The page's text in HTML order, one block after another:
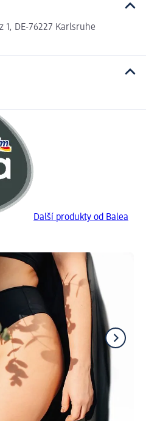
DE-76227 Karlsruhe
Další produkty od Balea